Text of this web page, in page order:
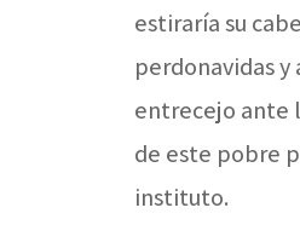
estiraría su
perdonavidas y
entrecejo ante
de este pobre
instituto.